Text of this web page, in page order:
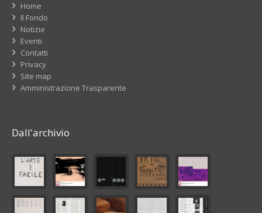
Home
Il Fondo
Notizie
Eventi
Contatti
Privacy
Site map
Amministrazione Trasparente
Dall'archivio